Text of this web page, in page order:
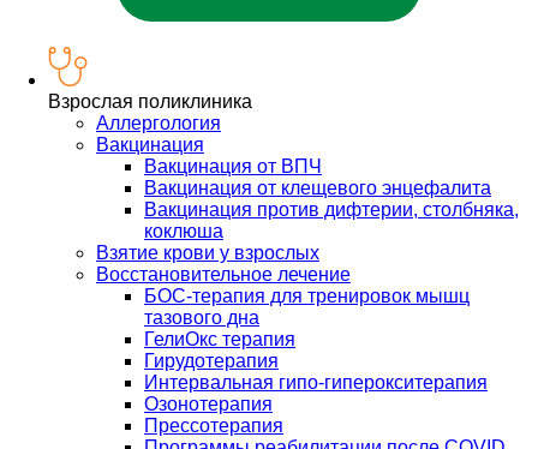
Взрослая поликлиника
Аллергология
Вакцинация
Вакцинация от ВПЧ
Вакцинация от клещевого энцефалита
Вакцинация против дифтерии, столбняка,
коклюша
Взятие крови у взрослых
Восстановительное лечение
БОС-терапия для тренировок мышц
тазового дна
ГелиОкс терапия
Гирудотерапия
Интервальная гипо-гиперокситерапия
Озонотерапия
Прессотерапия